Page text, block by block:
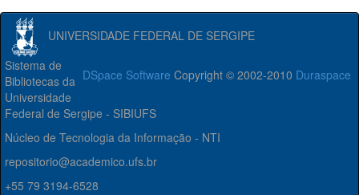
UNIVERSIDADE FEDERAL DE SERGIPE
DSpace Software Copyright © 2002-2010 Duraspace
Sistema de
Bibliotecas da
Universidade
Federal de Sergipe - SIBIUFS
Núcleo de Tecnologia da Informação - NTI
repositorio@academico.ufs.br
+55 79 3194-6528